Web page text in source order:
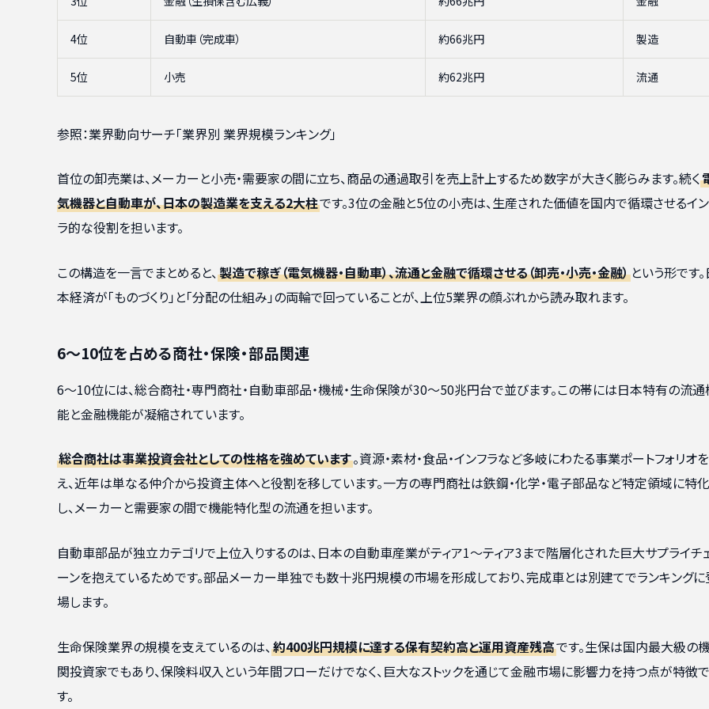
4位 自動車（完成車） 約66兆円 製造
5位 小売 約62兆円 流通
参照：業界動向サーチ「業界別 業界規模ランキング」
首位の卸売業は、メーカーと小売・需要家の間に立ち、商品の通過取引を売上計上するため数字が大きく膨らみます。続く
気機器と自動車が、日本の製造業を支える2大柱です。3位の金融と5位の小売は、生産された価値を国内で循環させるイ
ラ的な役割を担います。
この構造を一言でまとめると、 製造で稼ぎ（電気機器・自動車）、流通と金融で循環させる（卸売・小売・金融） という形です
本経済が「ものづくり」と「分配の仕組み」の両輪で回っていることが、上位5業界の顔ぶれから読み取れます。
6〜10位を占める商社・保険・部品関連
6〜10位には、総合商社・専門商社・自動車部品・機械・生命保険が30〜50兆円台で並びます。この帯には日本特有の流
能と金融機能が凝縮されています。
総合商社は事業投資会社としての性格を強めています。資源・素材・食品・インフラなど多岐にわたる事業ポートフォリオ
え、近年は単なる仲介から投資主体へと役割を移しています。一方の専門商社は鉄鋼・化学・電子部品など特定領域に特化
し、メーカーと需要家の間で機能特化型の流通を担います。
自動車部品が独立カテゴリで上位入りするのは、日本の自動車産業がティア1〜ティア3まで階層化された巨大サプライチ
ーンを抱えているためです。部品メーカー単独でも数十兆円規模の市場を形成しており、完成車とは別建てでランキング
場します。
生命保険業界の規模を支えているのは、 約400兆円規模に達する保有契約高と運用資産残高です。生保は国内最大級の
関投資家でもあり、保険料収入という年間フローだけでなく、巨大なストックを通じて金融市場に影響力を持つ点が特徴で
す。